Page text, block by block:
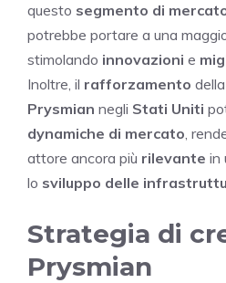
questo segmento di
potrebbe portare a una
stimolando innovazioni e
Inoltre, il rafforzamento della
Prysmian negli Stati Uniti
dynamiche di mercato ,
attore ancora più rilevante in
lo sviluppo delle
Strategia di
Prysmian